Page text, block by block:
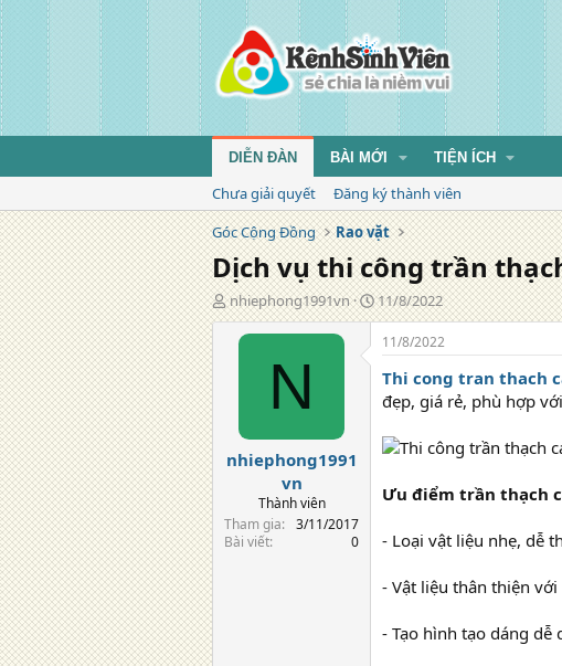
DIỄN ĐÀN BÀI MỚI TIỆN ÍCH
Chưa giải quyết
Đăng ký thành viên
Góc Cộng Đồng
Rao vặt
Dịch vụ thi công trần
T
á
nhiephong1991vn
N
g
à
y
đ
ă
g
11/8/2022
N
nhiephong1991
vn
Thành viên
Tham gia
3/11/2017
Bài viết
0
11/8/2022
Thi cong tran thach
đẹp, giá rẻ, phù hợp
Ưu điểm trần thạch
- Loại vật liệu nhẹ, dễ
- Vật liệu thân thiện
- Tạo hình tạo dáng dễ